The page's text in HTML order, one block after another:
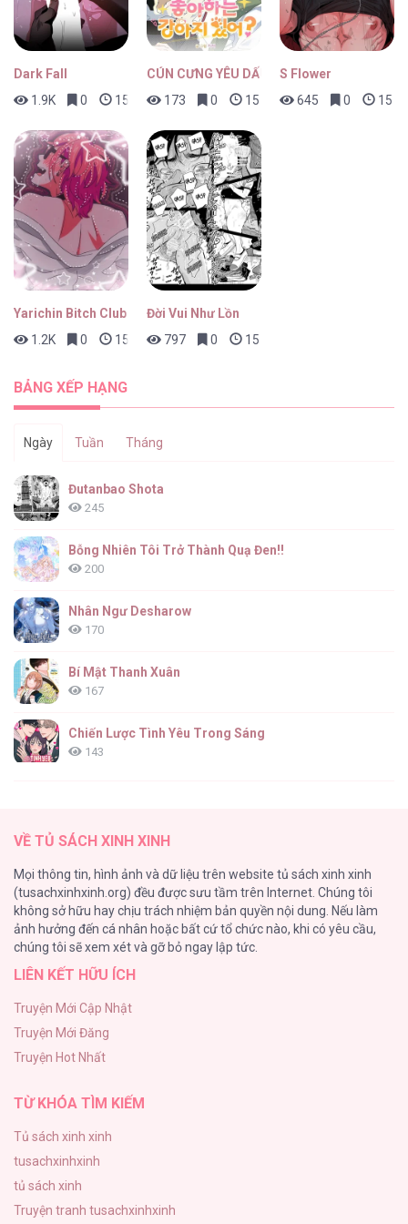
Dark Fall
1.9K
0 15 phút trước
CÚN CƯNG YÊU DẤU
173
0 15 phút trước
S Flower
645
0 15
Yarichin Bitch Club
1.2K
0 15 phút trước
Đời Vui Như Lồn
797
0 15 phút trước
BẢNG XẾP HẠNG
Ngày Tuần Tháng
Đutanbao Shota
245
Bỗng Nhiên Tôi Trở Thành Quạ Đen!!
200
Nhân Ngư Desharow
170
Bí Mật Thanh Xuân
167
Chiến Lược Tình Yêu Trong Sáng
143
128
Bỏ Quách Chồng Con Đi, Tiền Bạc Mới Là Tất Cả
123
Tình yêu và danh vọng
Tùy Tâm Tùy Ý
105
VỀ TỦ SÁCH XINH XINH
Mọi thông tin, hình ảnh và dữ liệu trên website tủ sách xinh xinh
(tusachxinhxinh.org) đều được sưu tầm trên Internet. Chúng tôi
không sở hữu hay chịu trách nhiệm bản quyền nội dung. Nếu làm
ảnh hưởng đến cá nhân hoặc bất cứ tổ chức nào, khi có yêu cầu,
chúng tôi sẽ xem xét và gỡ bỏ ngay lập tức.
LIÊN KẾT HỮU ÍCH
Truyện Mới Cập Nhật
Truyện Mới Đăng
Truyện Hot Nhất
TỪ KHÓA TÌM KIẾM
Tủ sách xinh xinh
tusachxinhxinh
tủ sách xinh
Truyện tranh tusachxinhxinh